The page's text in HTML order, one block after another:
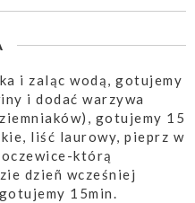
i zaląc wodą, gotujemy
i dodać warzywa
gotujemy 15
liść laurowy, pieprz w
którą
dzieñ wcześniej
15min.